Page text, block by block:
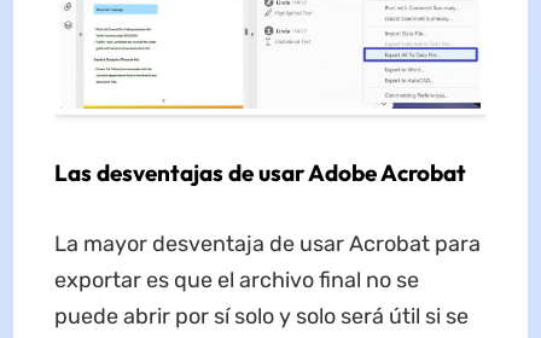
Las desventajas de usar Adobe Acrobat
La mayor desventaja de usar Acrobat para
exportar es que el archivo final no se
puede abrir por sí solo y solo será útil si se